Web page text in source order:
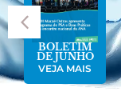
BOLETIM
DE JUNHO
VEJA MAIS